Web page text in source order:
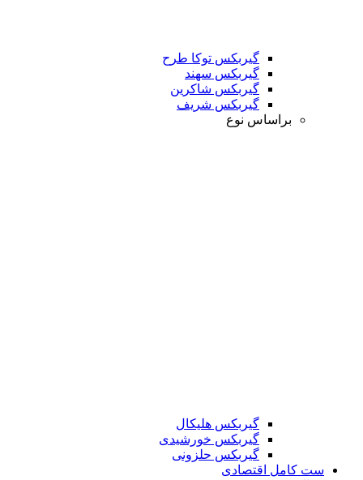
گیربکس توکا طرح
گیربکس سهند
گیربکس شاکرین
گیربکس شریف
براساس نوع
گیربکس هلیکال
گیربکس خورشیدی
گیربکس حلزونی
ست کامل اقتصادی